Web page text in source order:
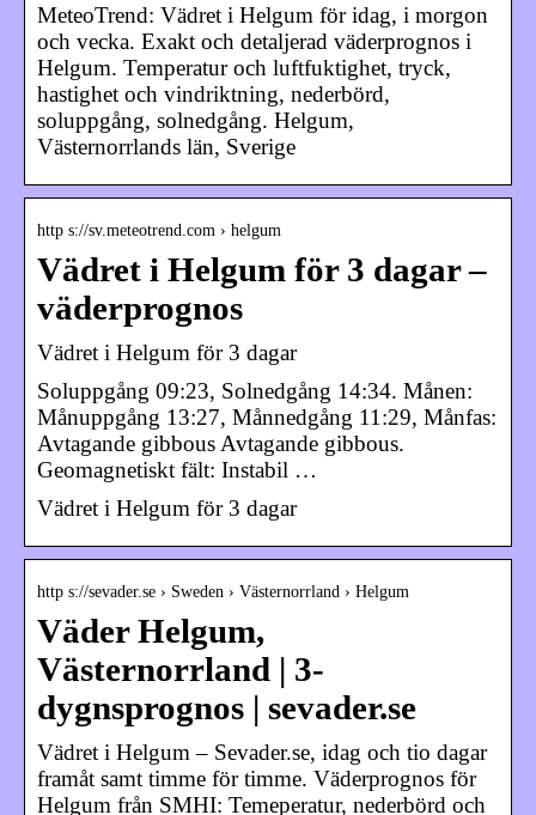
MeteoTrend: Vädret i Helgum för idag, i morgon
och vecka. Exakt och detaljerad väderprognos i
Helgum. Temperatur och luftfuktighet, tryck,
hastighet och vindriktning, nederbörd,
soluppgång, solnedgång. Helgum,
Västernorrlands län, Sverige
http s://sv.meteotrend.com › helgum
Vädret i Helgum för 3 dagar –
väderprognos
Vädret i Helgum för 3 dagar
Soluppgång 09:23, Solnedgång 14:34. Månen:
Månuppgång 13:27, Månnedgång 11:29, Månfas:
Avtagande gibbous Avtagande gibbous.
Geomagnetiskt fält: Instabil …
Vädret i Helgum för 3 dagar
http s://sevader.se › Sweden › Västernorrland › Helgum
Väder Helgum,
Västernorrland | 3-
dygnsprognos | sevader.se
Vädret i Helgum – Sevader.se, idag och tio dagar
framåt samt timme för timme. Väderprognos för
Helgum från SMHI: Temeperatur, nederbörd och